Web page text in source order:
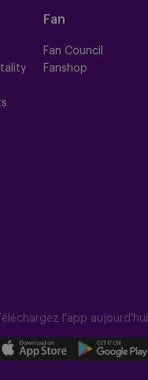
Fan
Fan Council
Fanshop
Téléchargez l'app aujourd'hui
Download
Download